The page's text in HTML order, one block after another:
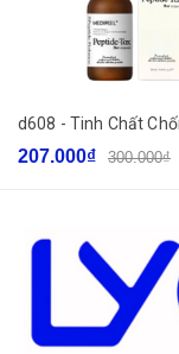
207.000₫ 300.000₫